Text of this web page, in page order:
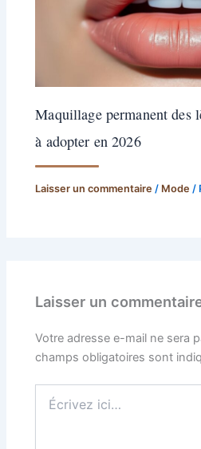
Maquillage permanent des
à adopter en 2026
Laisser un commentaire / Mode /
Laisser un
Votre adresse e-mail ne sera
champs obligatoires sont
ici…